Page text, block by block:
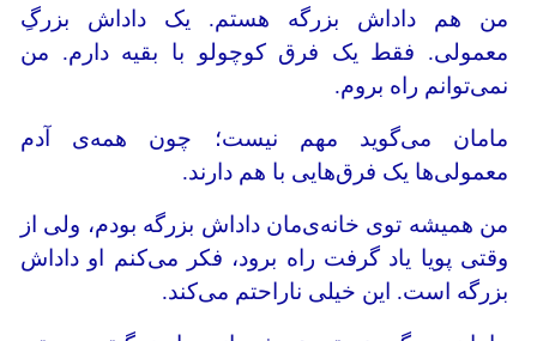
من هم داداش بزرگه هستم. یک داداش بزرگِ
معمولی. فقط یک فرق کوچولو با بقیه دارم. من
نمی‌توانم راه بروم.
مامان می‌گوید مهم نیست؛ چون همه‌ی آدم
معمولی‌ها یک فرق‌هایی با هم دارند.
من همیشه توی خانه‌ی‌مان داداش بزرگه بودم، ولی از
وقتی پویا یاد گرفت راه برود، فکر می‌کنم او داداش
بزرگه است. این خیلی ناراحتم می‌کند.